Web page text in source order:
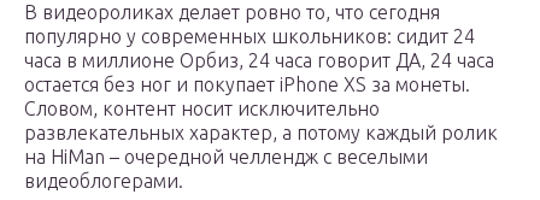
В видеороликах делает ровно то, что сегодня
популярно у современных школьников: сидит 24
часа в миллионе Орбиз, 24 часа говорит ДА, 24 часа
остается без ног и покупает iPhone XS за монеты.
Словом, контент носит исключительно
развлекательных характер, а потому каждый ролик
на HiMan – очередной челлендж с веселыми
видеоблогерами.